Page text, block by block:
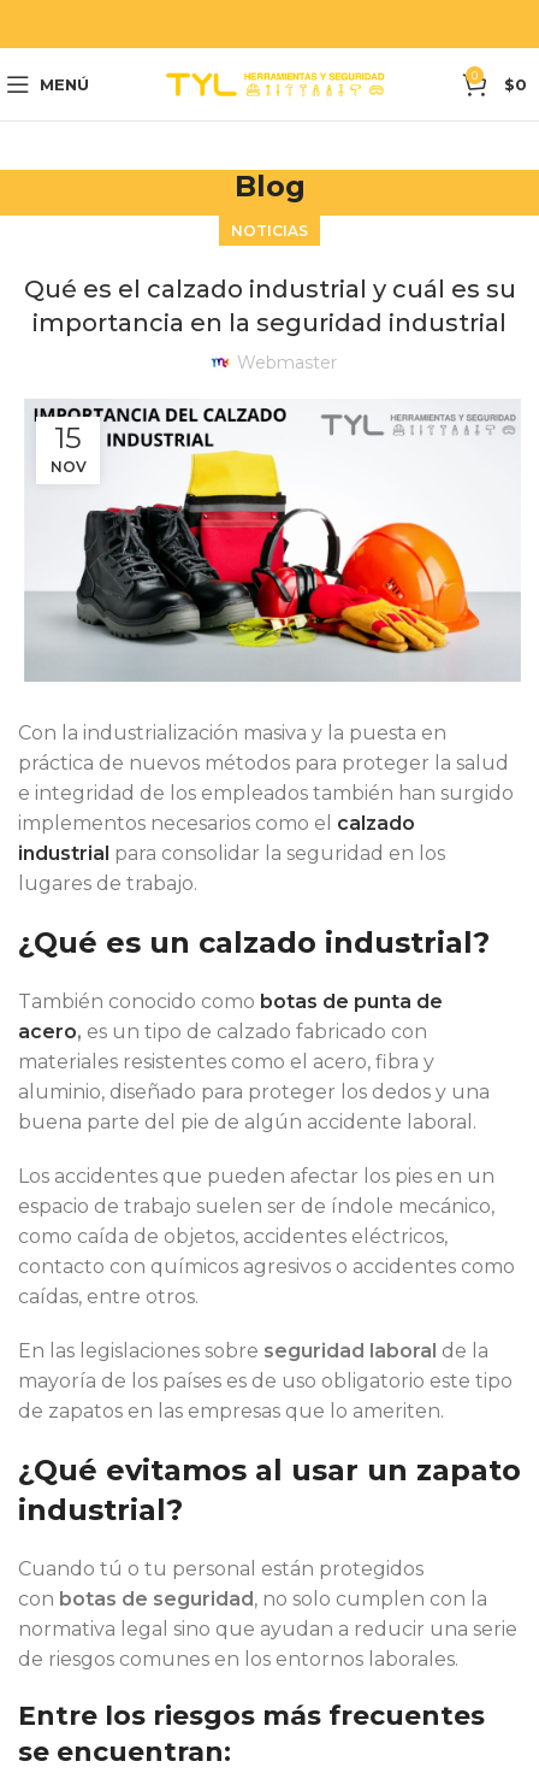
MENÚ 0 $0
Blog
NOTICIAS
Qué es el calzado industrial y cuál es su
importancia en la seguridad industrial
Webmaster
15
NOV
Con la industrialización masiva y la puesta en
práctica de nuevos métodos para proteger la salud
e integridad de los empleados también han surgido
implementos necesarios como el calzado
industrial para consolidar la seguridad en los
lugares de trabajo.
¿Qué es un calzado industrial?
También conocido como botas de punta de
acero, es un tipo de calzado fabricado con
materiales resistentes como el acero, fibra y
aluminio, diseñado para proteger los dedos y una
buena parte del pie de algún accidente laboral.
Los accidentes que pueden afectar los pies en un
espacio de trabajo suelen ser de índole mecánico,
como caída de objetos, accidentes eléctricos,
contacto con químicos agresivos o accidentes como
caídas, entre otros.
En las legislaciones sobre seguridad laboral de la
mayoría de los países es de uso obligatorio este tipo
de zapatos en las empresas que lo ameriten.
¿Qué evitamos al usar un zapato
industrial?
Cuando tú o tu personal están protegidos
con botas de seguridad, no solo cumplen con la
normativa legal sino que ayudan a reducir una serie
de riesgos comunes en los entornos laborales.
Entre los riesgos más frecuentes
se encuentran: